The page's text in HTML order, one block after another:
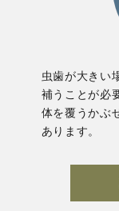
虫歯が大きい
補うことが必
体を覆うかぶ
あります。